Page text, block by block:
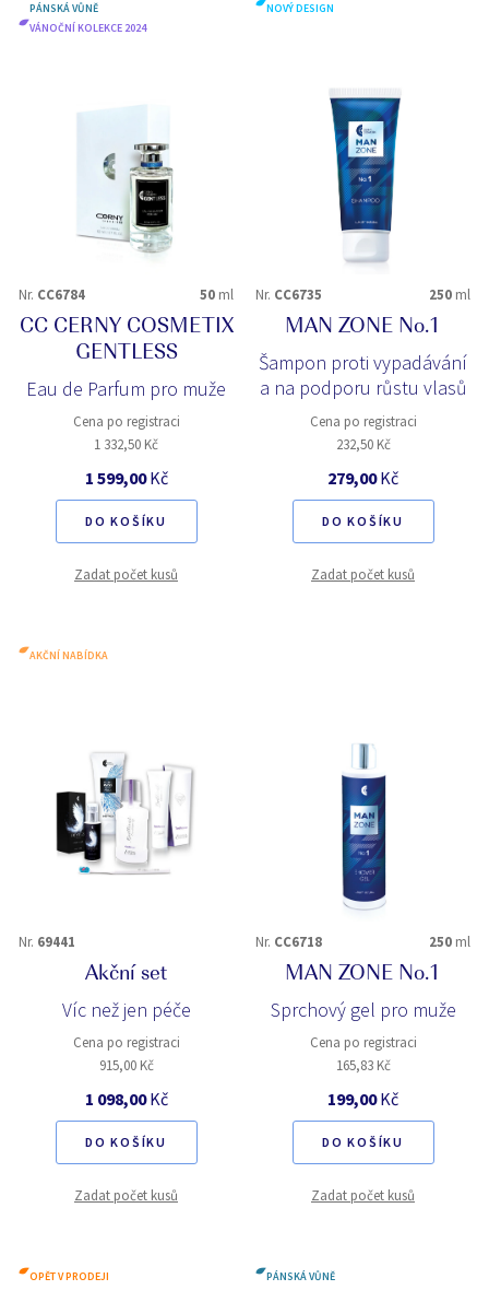
PÁNSKÁ VŮNĚ
VÁNOČNÍ KOLEKCE 2024
Nr. CC6784 50 ml
CC CERNY COSMETIX
GENTLESS
Eau de Parfum pro muže
Cena po registraci
1 332,50 Kč
1 599,00Kč
DO KOŠÍKU
Zadat počet kusů
NOVÝ DESIGN
Nr. CC6735 250 ml
MAN ZONE No.1
Šampon proti vypadávání
a na podporu růstu vlasů
Cena po registraci
232,50 Kč
279,00Kč
DO KOŠÍKU
Zadat počet kusů
AKČNÍ NABÍDKA
Nr. 69441
Akční set
Víc než jen péče
Cena po registraci
915,00 Kč
1 098,00Kč
DO KOŠÍKU
Zadat počet kusů
Nr. CC6718 250 ml
MAN ZONE No.1
Sprchový gel pro muže
Cena po registraci
165,83 Kč
199,00Kč
DO KOŠÍKU
Zadat počet kusů
OPĚT V PRODEJI PÁNSKÁ VŮNĚ